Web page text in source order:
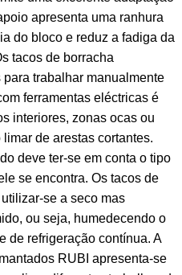
apresenta uma ranhura
do bloco e reduz a fadiga da
tacos de borracha
trabalhar manualmente
ferramentas eléctricas é
interiores, zonas ocas ou
de arestas cortantes.
deve ter-se em conta o tipo
se encontra. Os tacos de
se a seco mas
ou seja, humedecendo o
de refrigeração contínua. A
RUBI apresenta-se